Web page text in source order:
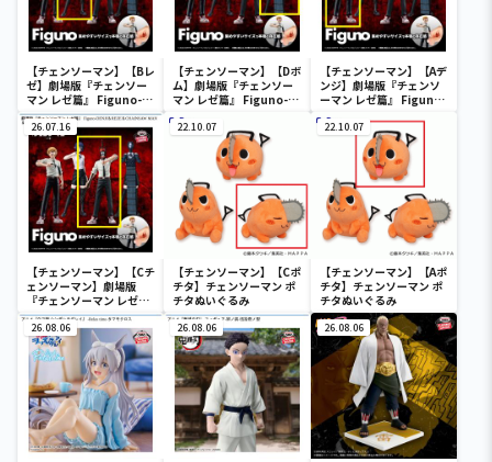
【チェンソーマン】【Bレ
ゼ】劇場版『チェンソー
マン レゼ篇』 Figuno-
DENJI＆REZE＆
CHAINSAW MAN＆
BOMB-
【チェンソーマン】【Dボ
ム】劇場版『チェンソー
マン レゼ篇』 Figuno-
DENJI＆REZE＆
CHAINSAW MAN＆
【チェンソーマン】【Aデ
ンジ】劇場版『チェンソ
ーマン レゼ篇』 Figuno-
DENJI＆REZE＆
CHAINSAW MAN＆
26.07.16
【チェンソーマン】【Cチ
ェンソーマン】劇場版
『チェンソーマン レゼ
篇』 Figuno-DENJI＆
REZE＆CHAINSAW MAN
＆BOMB-
22.10.07
【チェンソーマン】【Cポ
チタ】チェンソーマン ポ
チタぬいぐるみ
22.10.07
【チェンソーマン】【Aポ
チタ】チェンソーマン ポ
チタぬいぐるみ
26.08.06 26.08.06 26.08.06